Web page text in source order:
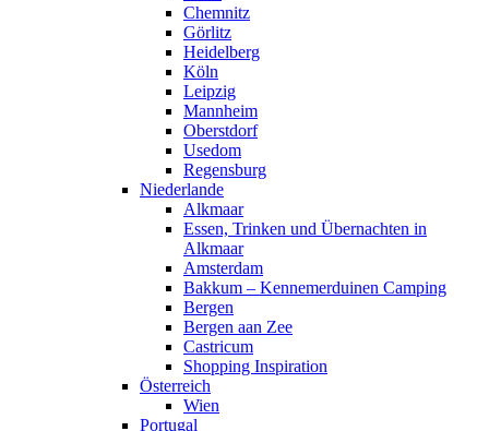
Chemnitz
Görlitz
Heidelberg
Köln
Leipzig
Mannheim
Oberstdorf
Usedom
Regensburg
Niederlande
Alkmaar
Essen, Trinken und Übernachten in
Alkmaar
Amsterdam
Bakkum – Kennemerduinen Camping
Bergen
Bergen aan Zee
Castricum
Shopping Inspiration
Österreich
Wien
Portugal